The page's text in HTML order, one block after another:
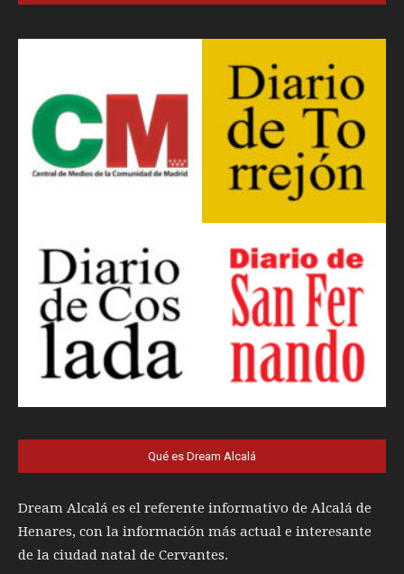
Qué es Dream Alcalá
Dream Alcalá es el referente informativo de Alcalá de
Henares, con la información más actual e interesante
de la ciudad natal de Cervantes.